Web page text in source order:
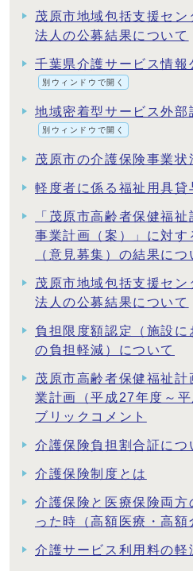
茂原市地域包括支援セ
法人の公募結果について
千葉県介護サービス情報
別ウィンドウで開く
地域密着型サービス外部
別ウィンドウで開く
茂原市の介護保険事業状
軽度者に係る福祉用具
「茂原市高齢者保健福
事業計画（案）」に対す
（意見募集）の結果につ
茂原市地域包括支援セ
法人の公募結果について
負担限度額認定（施設
の負担軽減）について
茂原市高齢者保健福祉
業計画（平成27年度～
ブリックコメント
介護保険負担割合証につ
介護保険制度とは
介護保険と医療保険両
った時（高額医療・高額
介護サービス利用料の軽